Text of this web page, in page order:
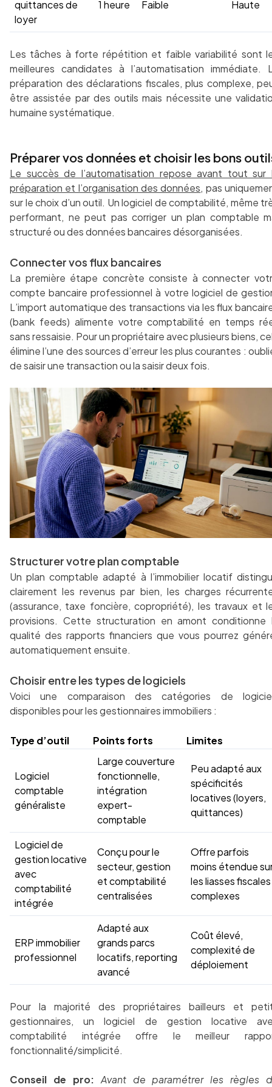
quittances de
loyer
1 heure Faible Haute
Les tâches à forte répétition et faible variabilité sont
meilleures candidates à l’automatisation immédiate.
préparation des déclarations fiscales, plus complexe,
être assistée par des outils mais nécessite une
humaine systématique.
Préparer vos données et choisir les bons
Le succès de l’automatisation repose avant tout sur
préparation et l’organisation des données, pas
sur le choix d’un outil. Un logiciel de comptabilité, même
performant, ne peut pas corriger un plan comptable
structuré ou des données bancaires désorganisées.
Connecter vos flux bancaires
La première étape concrète consiste à connecter
compte bancaire professionnel à votre logiciel de
L’import automatique des transactions via les flux
(bank feeds) alimente votre comptabilité en temps
sans ressaisie. Pour un propriétaire avec plusieurs biens,
élimine l’une des sources d’erreur les plus courantes :
de saisir une transaction ou la saisir deux fois.
Structurer votre plan comptable
Un plan comptable adapté à l’immobilier locatif
clairement les revenus par bien, les charges
(assurance, taxe foncière, copropriété), les travaux et
provisions. Cette structuration en amont conditionne
qualité des rapports financiers que vous pourrez
automatiquement ensuite.
Choisir entre les types de logiciels
Voici une comparaison des catégories de
disponibles pour les gestionnaires immobiliers :
Type d’outil Points forts Limites
Logiciel
comptable
généraliste
Large couverture
fonctionnelle,
intégration
expert-
comptable
Peu adapté aux
spécificités
locatives (loyers,
quittances)
Logiciel de
gestion locative
avec
comptabilité
intégrée
Conçu pour le
secteur, gestion
et comptabilité
centralisées
Offre parfois
moins étendue
les liasses fiscales
complexes
ERP immobilier
professionnel
Adapté aux
grands parcs
locatifs, reporting
avancé
Coût élevé,
complexité de
déploiement
Pour la majorité des propriétaires bailleurs et
gestionnaires, un logiciel de gestion locative
comptabilité intégrée offre le meilleur
fonctionnalité/simplicité.
Conseil de pro: Avant de paramétrer les règles